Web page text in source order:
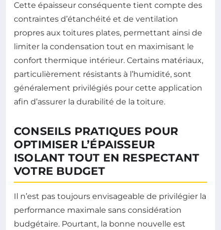
Cette épaisseur conséquente tient compte des
contraintes d’étanchéité et de ventilation
propres aux toitures plates, permettant ainsi de
limiter la condensation tout en maximisant le
confort thermique intérieur. Certains matériaux,
particulièrement résistants à l’humidité, sont
généralement privilégiés pour cette application
afin d’assurer la durabilité de la toiture.
CONSEILS PRATIQUES POUR
OPTIMISER L’ÉPAISSEUR
ISOLANT TOUT EN RESPECTANT
VOTRE BUDGET
Il n’est pas toujours envisageable de privilégier la
performance maximale sans considération
budgétaire. Pourtant, la bonne nouvelle est